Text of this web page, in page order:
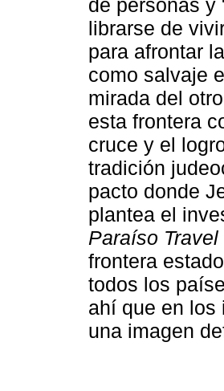
de personas y
librarse de
para afrontar
como salvaje
mirada del
esta frontera
cruce y el
tradición
pacto donde
plantea el
Paraíso Travel
frontera
todos los
ahí que en los
una imagen